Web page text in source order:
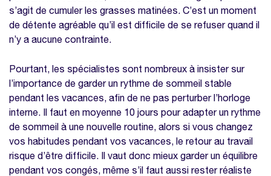
thématique
Modèle planning congés excel
s’agit de cumuler les grasses matinées. C’est un moment
de détente agréable qu’il est difficile de se refuser quand il
n’y a aucune contrainte.
Pourtant, les spécialistes sont nombreux à insister sur
l’importance de garder un rythme de sommeil stable
pendant les vacances, afin de ne pas perturber l’horloge
interne. Il faut en moyenne 10 jours pour adapter un rythme
de sommeil à une nouvelle routine, alors si vous changez
vos habitudes pendant vos vacances, le retour au travail
risque d’être difficile. Il vaut donc mieux garder un équilibre
pendant vos congés, même s’il faut aussi rester réaliste